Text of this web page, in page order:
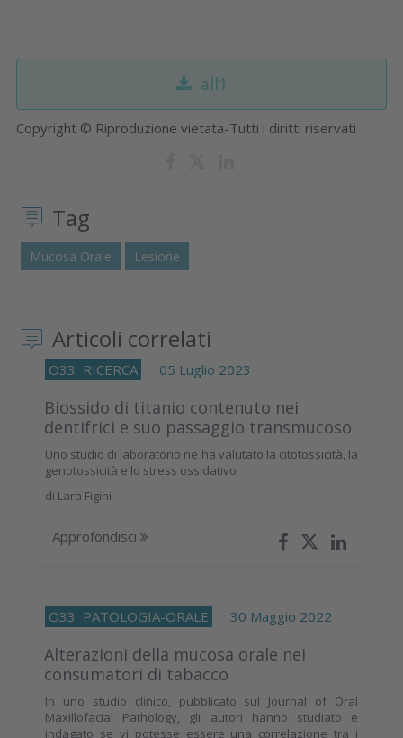
all1
Copyright © Riproduzione vietata-Tutti i diritti riservati
Tag
Mucosa Orale Lesione
Articoli correlati
O33 RICERCA 05 Luglio 2023
Biossido di titanio contenuto nei
dentifrici e suo passaggio transmucoso
Uno studio di laboratorio ne ha valutato la citotossicità, la
genotossicità e lo stress ossidativo
di Lara Figini
Approfondisci
O33 PATOLOGIA-ORALE 30 Maggio 2022
Alterazioni della mucosa orale nei
consumatori di tabacco
In uno studio clinico, pubblicato sul Journal of Oral
Maxillofacial Pathology, gli autori hanno studiato e
indagato se vi potesse essere una correlazione tra i